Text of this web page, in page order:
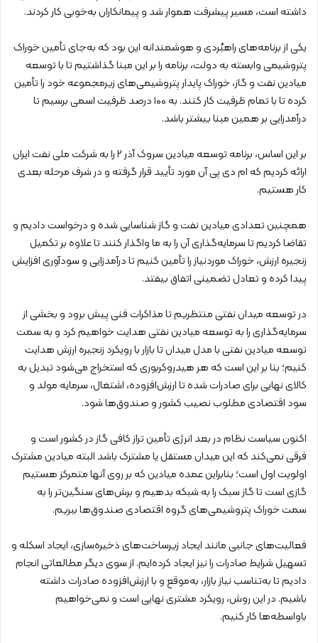
داشته است، مسیر پیشرفت هموار شد و پیمانکاران به‌خوبی کار کردند.
یکی از برنامه‌های راهبُردی و هوشمندانه این بود که به‌جای تأمین خوراک
پتروشیمی وابسته به دولت، برنامه را بر این مبنا گذاشتیم تا با توسعه
میادین نفت و گاز، خوراک پایدار پتروشیمی‌های زیرمجموعه خود را تأمین
کرده تا با تمام ظرفیت کار کنند. به ۱۰۰ درصد ظرفیت اسمی برسیم تا
درآمدزایی بر همین مبنا بیشتر باشد.
بر این ‌اساس، برنامه توسعه میادین سروک آذر ۲ را به شرکت ملی نفت ایران
ارائه کردیم که ام دی پی آن مورد تأیید قرار گرفته و در شرف مرحله بعدی
کار هستیم.
همچنین تعدادی میادین نفت و گاز شناسایی شده و درخواست دادیم و
تقاضا کردیم تا سرمایه‌گذاری آن را به ما واگذار کنند تا علاوه بر تکمیل
زنجیره ارزش، خوراک موردنیاز را تأمین کنیم تا درآمدزایی و سودآوری افزایش
پیدا کرده و تعادل تضمینی اتفاق بیفتد.
در توسعه میدان نفتی منتظریم تا مذاکرات فنی پیش برود و بخشی از
سرمایه‌گذاری را به توسعه میادین نفتی هدایت خواهیم کرد و به سمت
توسعه میادین نفتی با مدل میدان تا بازار با رویکرد زنجیره ارزش هدایت
کنیم؛ بنا بر این است که هر هیدروکربوری که استخراج می‌شود تبدیل به
کالای نهایی برای صادرات شده تا ارزش‌افزوده، اشتغال، سرمایه مولد و
سود اقتصادی مطلوب نصیب کشور و صندوق‌ها شود.
اکنون سیاست نظام در بعد انرژی تأمین تراز کافی گاز در کشور است و
فرقی نمی‌کند که این میدان مستقل یا مشترک باشد البته میادین مشترک
اولویت اول است؛ بنابراین عمده میادین که بر روی آنها متمرکز هستیم
گازی است تا گاز سبک را به شبکه بدهیم و برش‌های سنگین‌تر را به
سمت خوراک پتروشیمی‌های گروه اقتصادی صندوق‌ها ببریم.
فعالیت‌های جانبی مانند ایجاد زیرساخت‌های ذخیره‌سازی، ایجاد اسکله و
تسهیل شرایط صادرات را نیز ایجاد کرده‌ایم. از سوی دیگر مطالعاتی انجام
دادیم تا به‌تناسب نیاز بازار، به‌موقع و با ارزش‌افزوده صادرات داشته
باشیم. در این روش، رویکرد مشتری نهایی است و نمی‌خواهیم
باواسطه‌ها کار کنیم.